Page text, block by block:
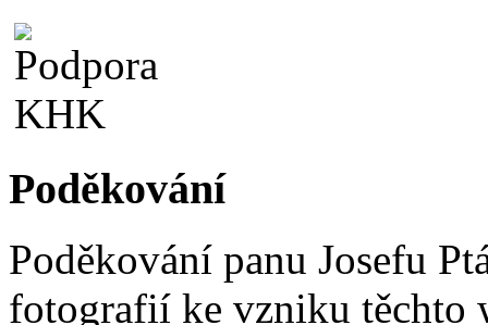
Poděkování
Poděkování panu Josefu
fotografií ke vzniku těchto